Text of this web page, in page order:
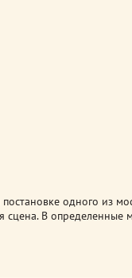
одного из
сцена. В